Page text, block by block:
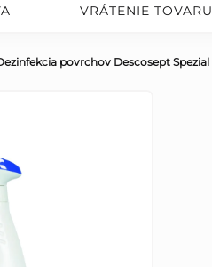
VRÁTENIE TOVARU
povrchov Descosept Spezial